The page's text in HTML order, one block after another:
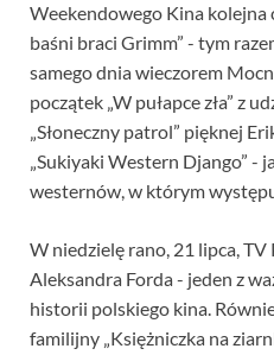
Weekendowego Kina kolejna
baśni braci Grimm” - tym
samego dnia wieczorem
początek „W pułapce zła” z
„Słoneczny patrol” pięknej
„Sukiyaki Western Django” -
westernów, w którym
W niedzielę rano, 21 lipca, TV
Aleksandra Forda - jeden z
historii polskiego kina.
familijny „Księżniczka na